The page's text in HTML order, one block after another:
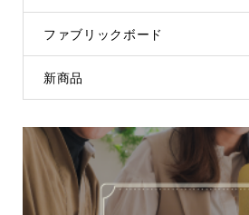
ファブリックボード
新商品